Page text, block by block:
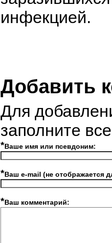
инфекцией.
Добавить
Для
заполните
*Ваше имя или псевдоним:
*Ваш e-mail (не отображается
*Ваш комментарий: